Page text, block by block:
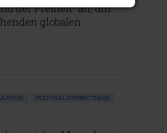
der Freiheit“ an, um
globalen
POLITICAL CORRECTNESS